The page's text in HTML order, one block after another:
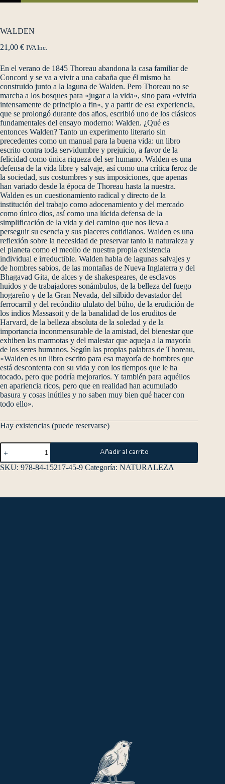
WALDEN
21,00 € IVA Inc.
En el verano de 1845 Thoreau abandona la casa familiar de
Concord y se va a vivir a una cabaña que él mismo ha
construido junto a la laguna de Walden. Pero Thoreau no se
marcha a los bosques para «jugar a la vida», sino para «vivirla
intensamente de principio a fin», y a partir de esa experiencia,
que se prolongó durante dos años, escribió uno de los clásicos
fundamentales del ensayo moderno: Walden. ¿Qué es
entonces Walden? Tanto un experimento literario sin
precedentes como un manual para la buena vida: un libro
escrito contra toda servidumbre y prejuicio, a favor de la
felicidad como única riqueza del ser humano. Walden es una
defensa de la vida libre y salvaje, así como una crítica feroz de
la sociedad, sus costumbres y sus imposiciones, que apenas
han variado desde la época de Thoreau hasta la nuestra.
Walden es un cuestionamiento radical y directo de la
institución del trabajo como adocenamiento y del mercado
como único dios, así como una lúcida defensa de la
simplificación de la vida y del camino que nos lleva a
perseguir su esencia y sus placeres cotidianos. Walden es una
reflexión sobre la necesidad de preservar tanto la naturaleza y
el planeta como el meollo de nuestra propia existencia
individual e irreductible. Walden habla de lagunas salvajes y
de hombres sabios, de las montañas de Nueva Inglaterra y del
Bhagavad Gita, de alces y de shakespeares, de esclavos
huidos y de trabajadores sonámbulos, de la belleza del fuego
hogareño y de la Gran Nevada, del silbido devastador del
ferrocarril y del recóndito ululato del búho, de la erudición de
los indios Massasoit y de la banalidad de los eruditos de
Harvard, de la belleza absoluta de la soledad y de la
importancia inconmensurable de la amistad, del bienestar que
exhiben las marmotas y del malestar que aqueja a la mayoría
de los seres humanos. Según las propias palabras de Thoreau,
«Walden es un libro escrito para esa mayoría de hombres que
está descontenta con su vida y con los tiempos que le ha
tocado, pero que podría mejorarlos. Y también para aquéllos
en apariencia ricos, pero que en realidad han acumulado
basura y cosas inútiles y no saben muy bien qué hacer con
todo ello».
Hay existencias (puede reservarse)
Añadir al carrito
SKU: 978-84-15217-45-9 Categoría: NATURALEZA